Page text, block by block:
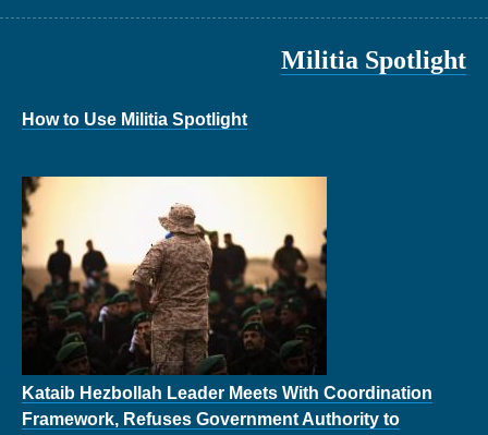
Militia Spotlight
How to Use Militia Spotlight
Kataib Hezbollah Leader Meets With Coordination
Framework, Refuses Government Authority to